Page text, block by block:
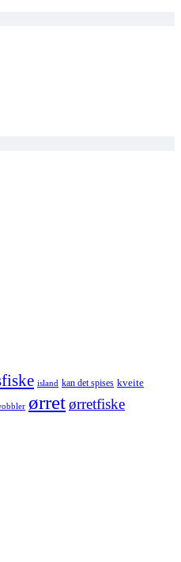
island kan det spises kveite
ørretørretfiske